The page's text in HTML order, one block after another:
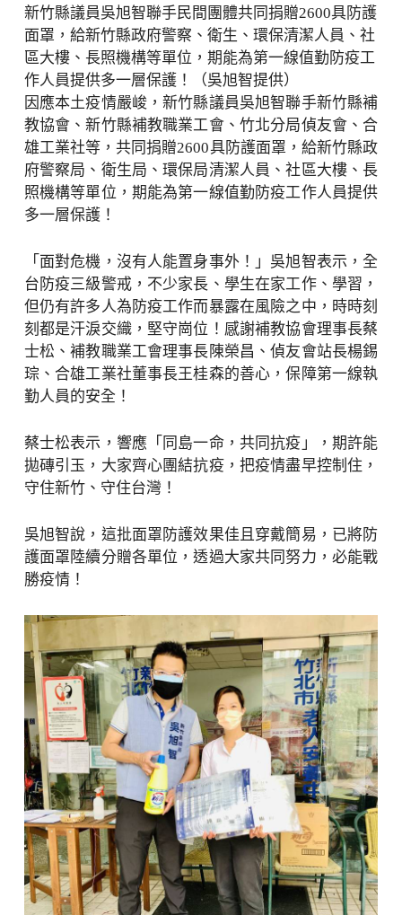
新竹縣議員吳旭智聯手民間團體共同捐贈2600具防護
面罩，給新竹縣政府警察、衛生、環保清潔人員、社
區大樓、長照機構等單位，期能為第一線值勤防疫工
作人員提供多一層保護！（吳旭智提供）
因應本土疫情嚴峻，新竹縣議員吳旭智聯手新竹縣補
教協會、新竹縣補教職業工會、竹北分局偵友會、合
雄工業社等，共同捐贈2600具防護面罩，給新竹縣政
府警察局、衛生局、環保局清潔人員、社區大樓、長
照機構等單位，期能為第一線值勤防疫工作人員提供
多一層保護！
「面對危機，沒有人能置身事外！」吳旭智表示，全
台防疫三級警戒，不少家長、學生在家工作、學習，
但仍有許多人為防疫工作而暴露在風險之中，時時刻
刻都是汗淚交織，堅守崗位！感謝補教協會理事長蔡
士松、補教職業工會理事長陳榮昌、偵友會站長楊錫
琮、合雄工業社董事長王桂森的善心，保障第一線執
勤人員的安全！
蔡士松表示，響應「同島一命，共同抗疫」，期許能
拋磚引玉，大家齊心團結抗疫，把疫情盡早控制住，
守住新竹、守住台灣！
吳旭智說，這批面罩防護效果佳且穿戴簡易，已將防
護面罩陸續分贈各單位，透過大家共同努力，必能戰
勝疫情！